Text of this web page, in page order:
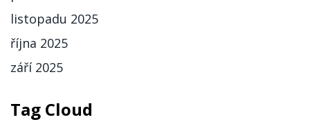
listopadu 2025
října 2025
září 2025
Tag Cloud